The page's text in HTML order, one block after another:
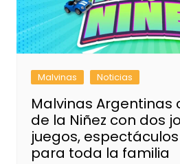
Malvinas Noticias
Malvinas Argentinas
de la Niñez con dos
juegos,
para toda la familia